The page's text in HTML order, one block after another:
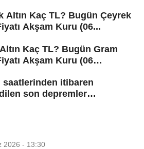
Altın Kaç TL? Bugün Çeyrek
Akşam Kuru (06...
Kaç TL? Bugün Gram
Akşam Kuru (06
saatlerinden itibaren
son depremler
2026 - 13:30